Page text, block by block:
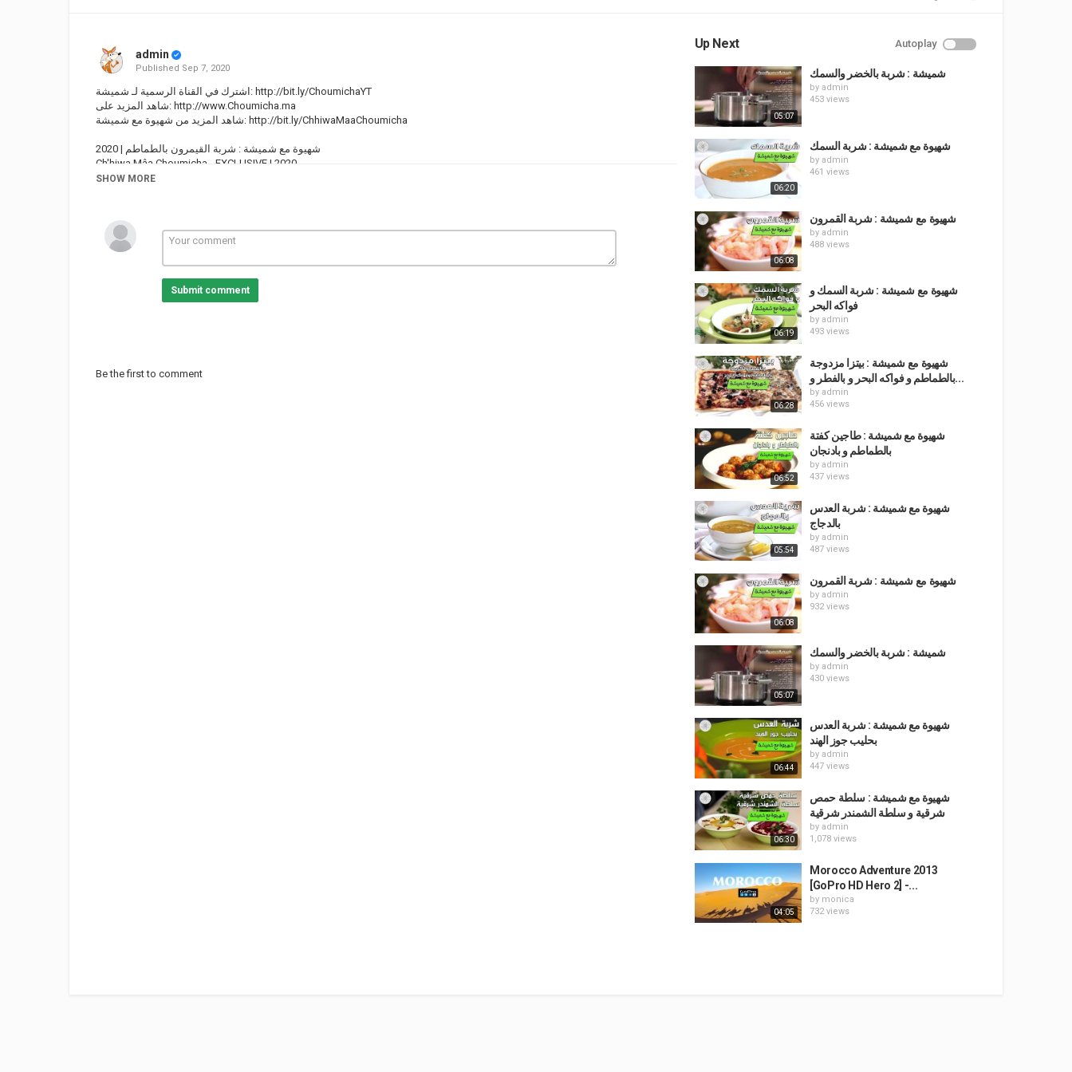
admin
Published Sep 7, 2020
اشترك في القناة الرسمية لـ شميشة: http://bit.ly/ChoumichaYT
شاهد المزيد على: http://www.Choumicha.ma
شاهد المزيد من شهيوة مع شميشة: http://bit.ly/ChhiwaMaaChoumicha
شهيوة مع شميشة : شربة القيمرون بالطماطم | 2020
Ch'hiwa Mâa Choumicha - EXCLUSIVE | 2020
ـــــــــــــ
Facebook |
Instagram |
https://instagram.com/Choumicha_Chafay
Twitter |https://twitter.com/Choumicha_Ma
Google+ | https://plus.google.com/+TVChoumicha
http://youtube.com/TVChoumicha
SHOW MORE
Submit comment
Be the first to comment
Up Next Autoplay
05:07
شميشة : شربة بالخضر والسمك
by admin
453 views
06:20
شهيوة مع شميشة : شربة السمك
by admin
461 views
06:08
شهيوة مع شميشة : شربة القمرون
by admin
488 views
06:19
شهيوة مع شميشة : شربة السمك و
فواكه البحر
by admin
493 views
06:28
شهيوة مع شميشة : بيتزا مزدوجة
بالطماطم و فواكه البحر و بالفطر و...
by admin
456 views
06:52
شهيوة مع شميشة : طاجين كفتة
بالطماطم و بادنجان
by admin
437 views
05:54
شهيوة مع شميشة : شربة العدس
بالدجاج
by admin
487 views
06:08
شهيوة مع شميشة : شربة القمرون
by admin
932 views
05:07
شميشة : شربة بالخضر والسمك
by admin
430 views
06:44
شهيوة مع شميشة : شربة العدس
بحليب جوز الهند
by admin
447 views
06:30
شهيوة مع شميشة : سلطة حمص
شرقية و سلطة الشمندر شرقية
by admin
1,078 views
04:05
Morocco Adventure 2013
[GoPro HD Hero 2] -...
by monica
732 views